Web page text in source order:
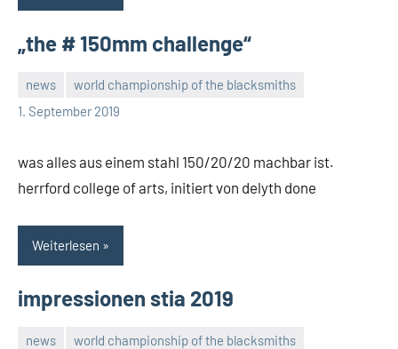
„the # 150mm challenge“
news
world championship of the blacksmiths
1. September 2019
rene
was alles aus einem stahl 150/20/20 machbar ist.
herrford college of arts, initiert von delyth done
Weiterlesen
impressionen stia 2019
news
world championship of the blacksmiths